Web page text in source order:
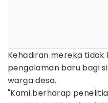
Kehadiran mereka
pengalaman baru bagi
warga desa.
"Kami berharap